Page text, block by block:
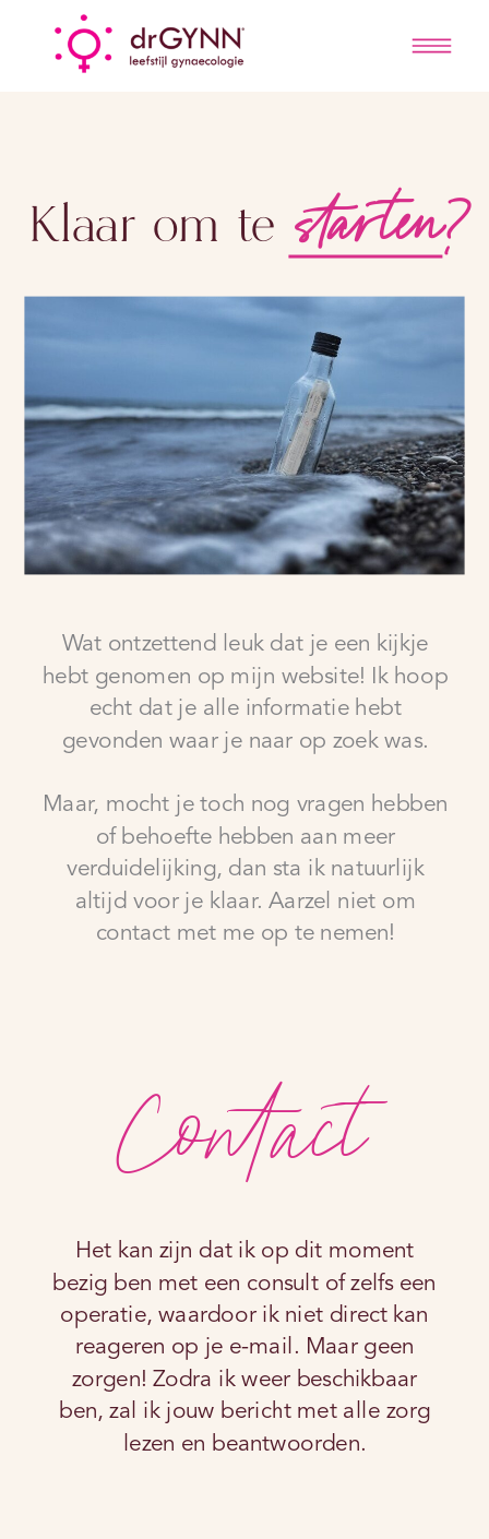
Klaar om te starten?
Wat ontzettend leuk dat je een kijkje
hebt genomen op mijn website! Ik hoop
echt dat je alle informatie hebt
gevonden waar je naar op zoek was.
Maar, mocht je toch nog vragen hebben
of behoefte hebben aan meer
verduidelijking, dan sta ik natuurlijk
altijd voor je klaar. Aarzel niet om
contact met me op te nemen!
Het kan zijn dat ik op dit moment
bezig ben met een consult of zelfs een
operatie, waardoor ik niet direct kan
reageren op je e-mail. Maar geen
zorgen! Zodra ik weer beschikbaar
ben, zal ik jouw bericht met alle zorg
lezen en beantwoorden.
Contact